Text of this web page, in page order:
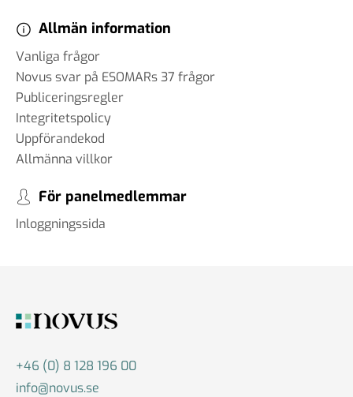
Allmän information
Vanliga frågor
Novus svar på ESOMARs 37 frågor
Publiceringsregler
Integritetspolicy
Uppförandekod
Allmänna villkor
För panelmedlemmar
Inloggningssida
+46 (0) 8 128 196 00
info@novus.se